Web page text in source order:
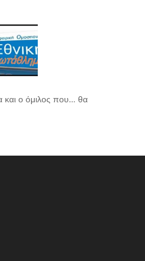
και ο όμιλος που… θα